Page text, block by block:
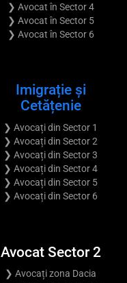
❯ Avocat în Sector 4
❯ Avocat în Sector 5
❯ Avocat în Sector 6
Imigrație și
Cetățenie
❯ Avocați din Sector 1
❯ Avocați din Sector 2
❯ Avocați din Sector 3
❯ Avocați din Sector 4
❯ Avocați din Sector 5
❯ Avocați din Sector 6
Avocat Sector 2
❯ Avocați zona Dacia